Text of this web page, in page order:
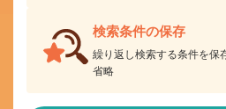
検索条件の保存
繰り返し検索する条件を保
省略